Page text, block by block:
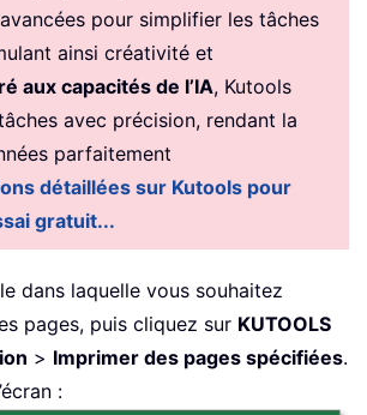
pour simplifier les tâches
ainsi créativité et
aux capacités de l’IA, Kutools
avec précision, rendant la
parfaitement
détaillées sur Kutools pour
gratuit...
dans laquelle vous souhaitez
pages, puis cliquez sur KUTOOLS
> Imprimer des pages spécifiées.
: